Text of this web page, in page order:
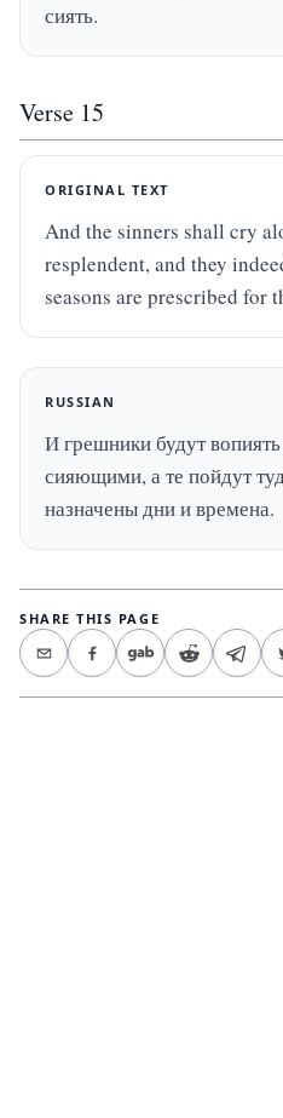
сиять.
Verse 15
ORIGINAL TEXT
And the sinners shall cry
resplendent, and they
seasons are prescribed for
RUSSIAN
И грешники будут
сияющими, а те пойдут
назначены дни и времена.
SHARE THIS PAGE